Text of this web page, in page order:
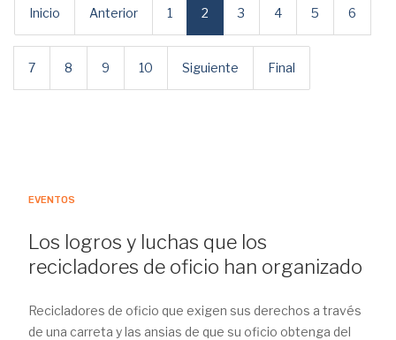
Inicio Anterior 1 2 3 4 5 6
7 8 9 10 Siguiente Final
EVENTOS
Los logros y luchas que los
recicladores de oficio han organizado
Recicladores de oficio que exigen sus derechos a través
de una carreta y las ansias de que su oficio obtenga del